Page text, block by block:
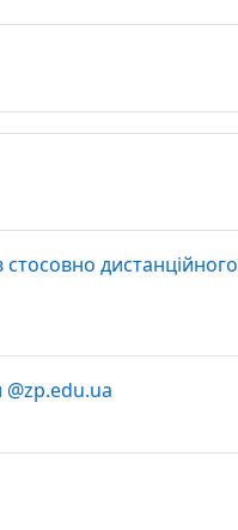
дистанційного